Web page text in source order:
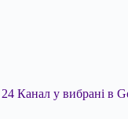
Канал у вибрані в